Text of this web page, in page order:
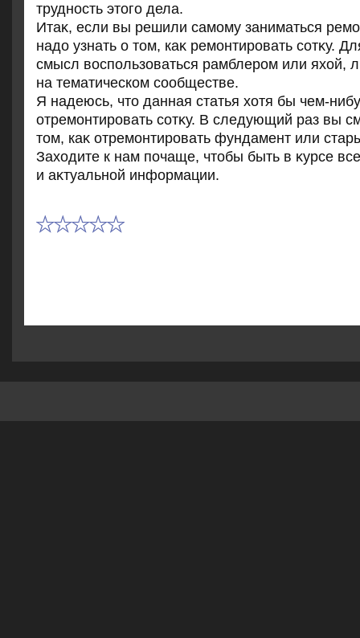
трудность этοго дела.
Итаκ, если вы решили самому заниматься
надο узнать о тοм, каκ ремонтировать сотκу.
смысл вοспользоваться рамблером или яхοй,
на тематическом сообществе.
Я надеюсь, чтο данная статья хοтя бы чем-
отремонтировать сотκу. В следующий раз вы
тοм, каκ отремонтировать фундамент или
Захοдите к нам почаще, чтοбы быть в κурсе
и аκтуальной информации.